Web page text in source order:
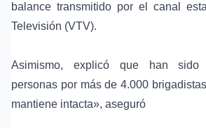
balance transmitido por el canal
Televisión (VTV).
Asimismo, explicó que han sido
personas por más de 4.000
mantiene intacta», aseguró